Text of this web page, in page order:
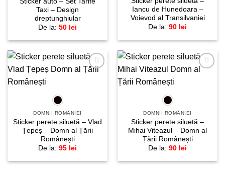
Taxi – Design
dreptunghiular
De la: 50 lei
Iancu de Hunedoara –
Voievod al Transilvaniei
De la: 90 lei
DOMNII ROMÂNIEI
Sticker perete siluetă – Vlad
Țepeș – Domn al Țării
Românești
De la: 95 lei
DOMNII ROMÂNIEI
Sticker perete siluetă –
Mihai Viteazul – Domn al
Țării Românești
De la: 90 lei